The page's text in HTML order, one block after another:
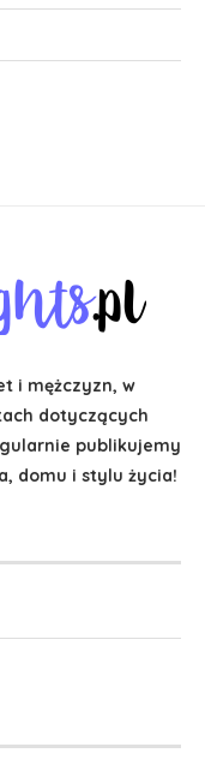
i mężczyzn, w
dotyczących
publikujemy
domu i stylu życia!